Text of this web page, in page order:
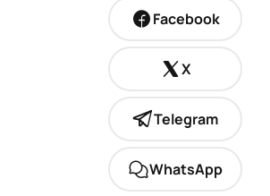
Facebook
X
Telegram
WhatsApp